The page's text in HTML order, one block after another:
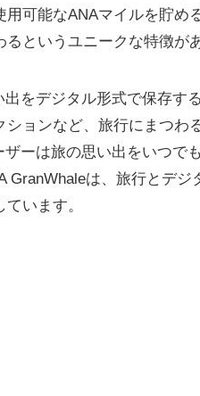
可能なANAマイルを貯め
というユニークな特徴が
をデジタル形式で保存す
ョンなど、旅行にまつわ
ーは旅の思い出をいつで
は、旅行とデジ
います。